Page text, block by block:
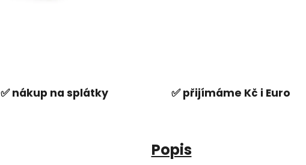
✅ nákup na splátky ✅ přijímáme Kč i Euro
Popis